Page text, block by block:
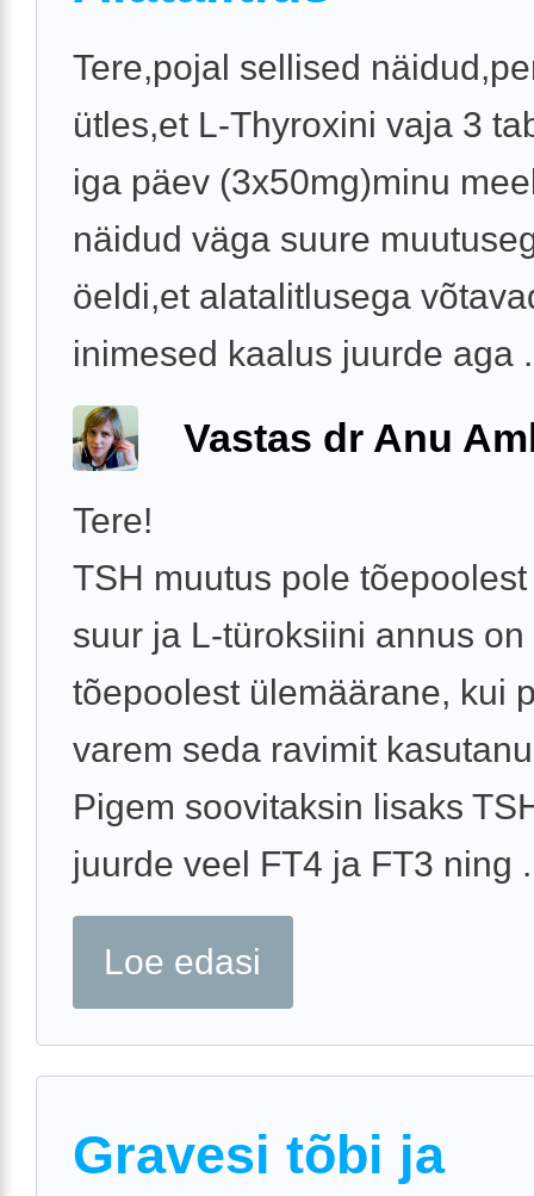
Tere,pojal sellised
ütles,et L-Thyroxini vaja 3
iga päev (3x50mg)minu
näidud väga suure
öeldi,et alatalitlusega
inimesed kaalus juurde aga
Vastas dr Anu
Tere!
TSH muutus pole
suur ja L-türoksiini annus on
tõepoolest ülemäärane, kui
varem seda ravimit
Pigem soovitaksin lisaks
juurde veel FT4 ja FT3 ning
Loe edasi
Gravesi tõbi ja